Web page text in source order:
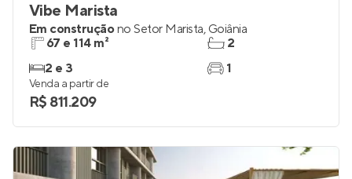
Vibe Marista
Em construçãono Setor Marista, Goiânia
67 e 114 m²
2 e 3
2
1
Venda a partir de
R$ 811.209